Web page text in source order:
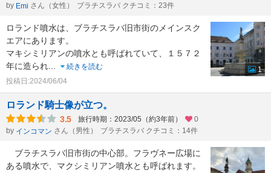
by Emi さん（女性） ブラチスラバ クチコミ：23件
ロランド噴水は、ブラチスラバ旧市街のメインスク
エアにあります。
マキシミリアンの噴水とも呼ばれていて、１５７２
年に造られ...
続きを読む
投稿日:2024/06/04
1
ロランド騎士像が立つ。
3.5 旅行時期：2023/05（約3年前）
0
by インコマン さん（男性） ブラチスラバ クチコミ：14件
ブラチスラバ旧市街の中心部。フラヴネー広場に
ある噴水で、マクシミリアン噴水とも呼ばれます。